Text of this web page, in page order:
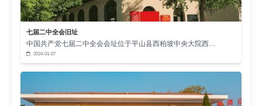
以“两个务必” 为核心的西柏坡精神，是中国共
产党人精神谱系的重要组成部分，是党和国家的宝
贵精神财富。2013年7月，习近平总书记在西柏坡
指出：“全党同志要不断学习领会‘两个务必’的深邃
一心为民，继续把人民对我们党的‘考试’、把我们
七届二中全会旧址
中国共产党七届二中全会会址位于平山县西柏坡中央大院西…
2024-01-07